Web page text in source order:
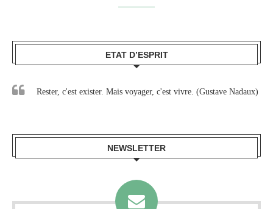
ETAT D’ESPRIT
Rester, c'est exister. Mais voyager, c'est vivre. (Gustave Nadaux)
NEWSLETTER